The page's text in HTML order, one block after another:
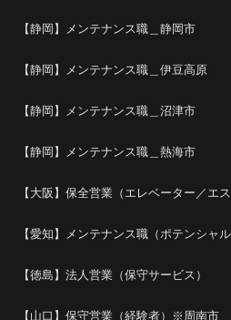
【静岡】メンテナンス職＿静岡市
【静岡】メンテナンス職＿伊豆高原
【静岡】メンテナンス職＿沼津市
【静岡】メンテナンス職＿熱海市
【大阪】保全営業（エレベーター／エ
【愛知】メンテナンス職（ポテンシャ
【徳島】法人営業（保守サービス）
【山口】保守営業（経験者）※周南市